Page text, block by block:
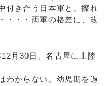
付き合う日本軍と、擦れ
・・・両軍の格差に、改
月30日、名古屋に上陸
わからない。幼児期を過